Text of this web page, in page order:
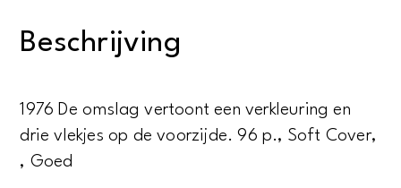
mens
aantal
Beschrijving
1976 De omslag vertoont een verkleuring en
drie vlekjes op de voorzijde. 96 p., Soft Cover,
, Goed